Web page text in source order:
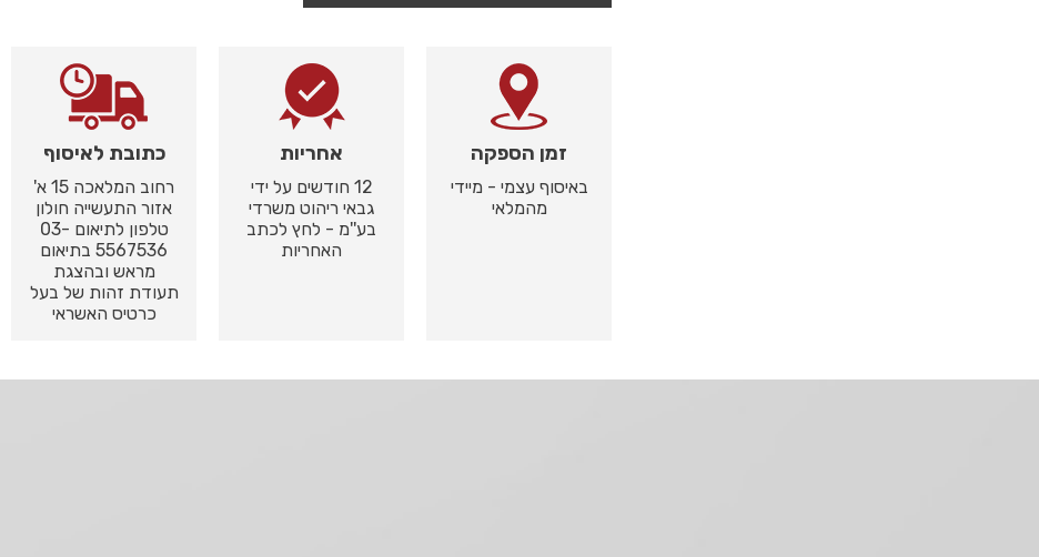
זמן הספקה
באיסוף עצמי - מיידי
מהמלאי
אחריות
12 חודשים על ידי
גבאי ריהוט משרדי
בע''מ - לחץ לכתב
האחריות
כתובת לאיסוף
רחוב המלאכה 15 א'
אזור התעשייה חולון
טלפון לתיאום 03-
5567536 בתיאום
מראש ובהצגת
תעודת זהות של בעל
כרטיס האשראי